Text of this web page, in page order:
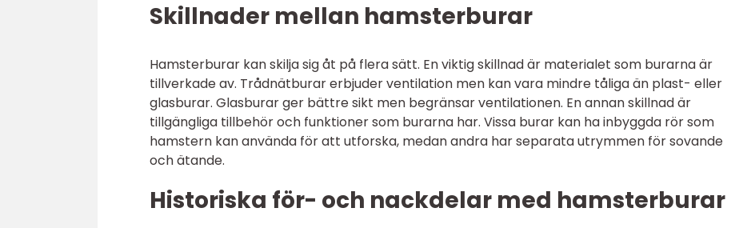
Skillnader mellan hamsterburar
Hamsterburar kan skilja sig åt på flera sätt. En viktig skillnad är materialet som burarna är
tillverkade av. Trådnätburar erbjuder ventilation men kan vara mindre tåliga än plast- eller
glasburar. Glasburar ger bättre sikt men begränsar ventilationen. En annan skillnad är
tillgängliga tillbehör och funktioner som burarna har. Vissa burar kan ha inbyggda rör som
hamstern kan använda för att utforska, medan andra har separata utrymmen för sovande
och ätande.
Historiska för- och nackdelar med hamsterburar